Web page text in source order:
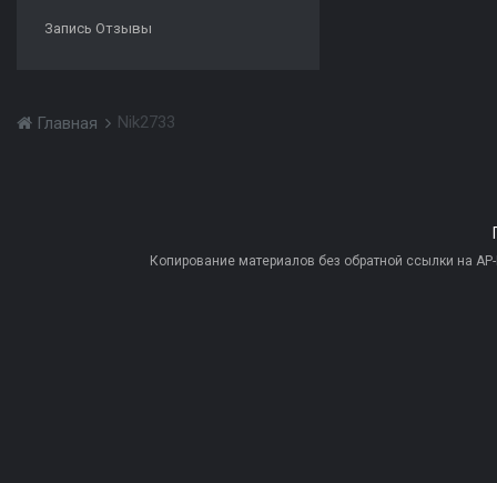
Запись Отзывы
Главная Nik2733
Копирование материалов без обратной ссылки на